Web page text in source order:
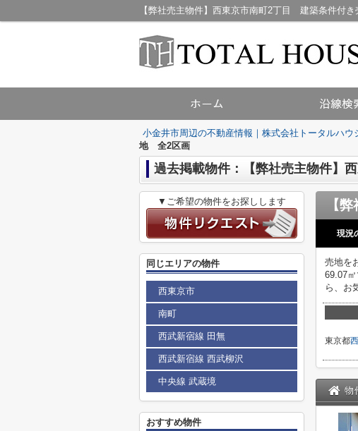
小金井市周辺の不動産情報｜株式会社トータルハウ
地 全2区画
過去掲載物件：【弊社売主物件
現況
売地を
69.07
ら、お
東京都
物
▼ご希望の物件をお探しします
同じエリアの物件
西東京市
南町
西武新宿線 田無
西武新宿線 西武柳沢
中央線 武蔵境
おすすめ物件